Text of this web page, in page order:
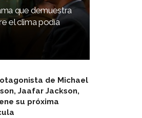
que demuestra
el clima podía
de Michael
Jaafar Jackson,
su próxima